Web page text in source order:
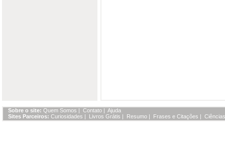
Sobre o site: Quem Somos | Contato | Ajuda
Sites Parceiros: Curiosidades | Livros Grátis | Resumo | Frases e Citações |